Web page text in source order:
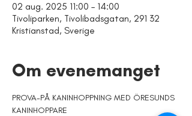
02 aug. 2025 11:00 – 14:00
Tivoliparken, Tivolibadsgatan, 291 32
Kristianstad, Sverige
Om evenemanget
PROVA-PÅ KANINHOPPNING MED ÖRESUNDS
KANINHOPPARE